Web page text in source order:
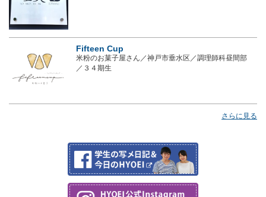
Fifteen Cup
米粉のお菓子屋さん／神戸市垂水区／調理師科昼間部
／３４期生
さらに見る